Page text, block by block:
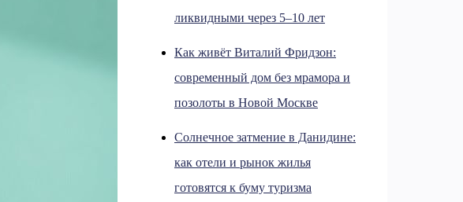
ликвидными через 5–10 лет
Как живёт Виталий Фридзон:
современный дом без мрамора и
позолоты в Новой Москве
Солнечное затмение в Данидине:
как отели и рынок жилья
готовятся к буму туризма